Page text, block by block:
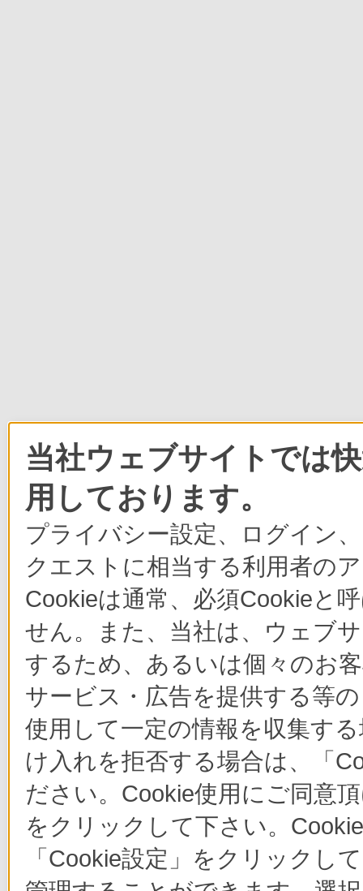
当社ウェブサイトでは
用しております。
プライバシー設定、ログイン
クエストに相当する利用者の
Cookieは通常、必須Cookieと
せん。また、当社は、ウェブ
するため、あるいは個々のお
サービス・広告を提供する等
使用して一定の情報を収集す
け入れを拒否する場合は、「
ださい。Cookie使用にご同意
をクリックして下さい。
「Cookie設定」をクリックし